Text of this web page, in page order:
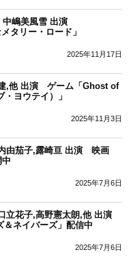
中嶋美風雪 出演
タリー・ロード」
2025年11月17日
,他 出演 ゲーム「Ghost of
ヨウテイ）」
2025年11月3日
由茄子,露崎亘 出演 映画
中
2025年7月6日
立花子,高野憲太朗,他 出演
ネイバーズ」配信中
2025年7月6日